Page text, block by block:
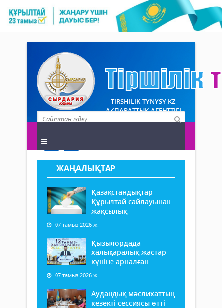
TIRSHILIK-TYNYSY.KZ
АҚПАРАТТЫҚ АГЕНТТІГІ
ЖАҢАЛЫҚТАР
Қазақстандықтар
Құрылтай сайлауынан
жақсылық
07 тамыз 2026 ж.
Қызылордада
халықаралық жастар
күніне арналған
07 тамыз 2026 ж.
Аудандық мәслихаттың
кезекті сессиясы өтті